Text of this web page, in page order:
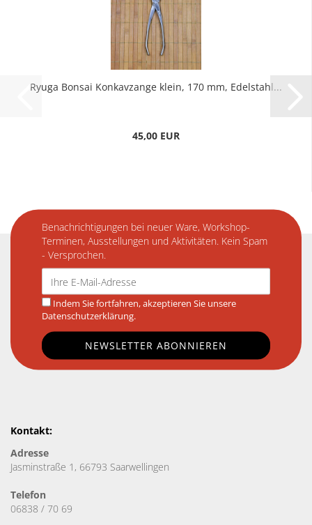
Ryuga Bonsai Konkavzange klein, 170 mm, Edelstahl...
45,00 EUR
Benachrichtigungen bei neuer Ware, Workshop-
Terminen, Ausstellungen und Aktivitäten. Kein Spam
- Versprochen.
Indem Sie fortfahren, akzeptieren Sie unsere
Datenschutzerklärung.
Kontakt:
Adresse
Jasminstraße 1, 66793 Saarwellingen
Telefon
06838 / 70 69